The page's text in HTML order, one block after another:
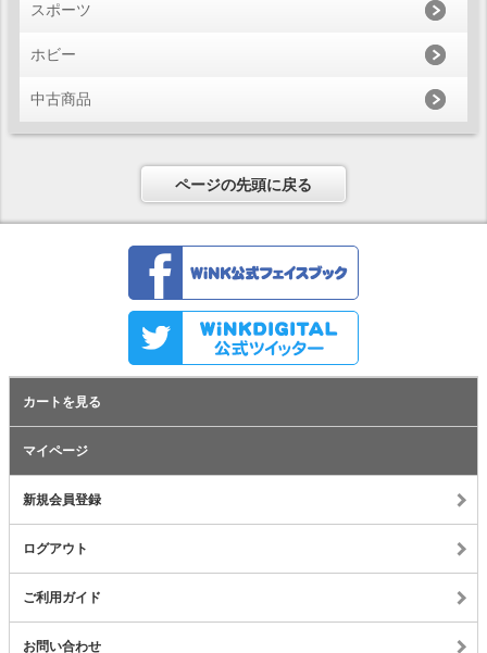
スポーツ
ホビー
中古商品
ページの先頭に戻る
カートを見る
マイページ
新規会員登録
ログアウト
ご利用ガイド
お問い合わせ